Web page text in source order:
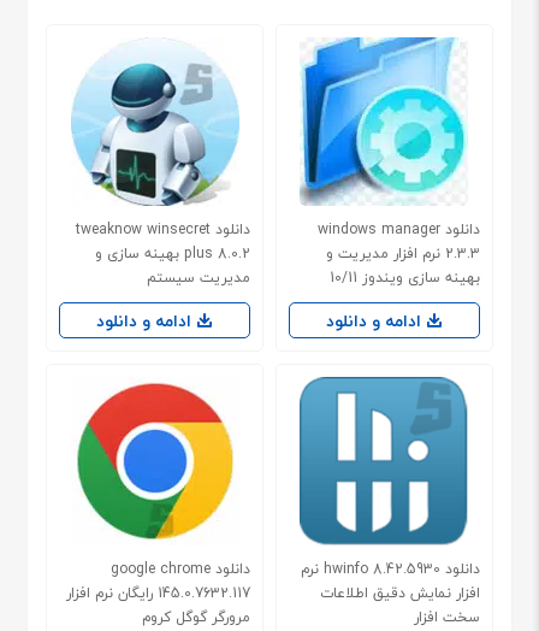
دانلود windows manager
2.3.3 نرم افزار مدیریت و
بهینه سازی ویندوز 10/11
ادامه و دانلود
دانلود tweaknow winsecret
plus 8.0.2 بهینه سازی و
مدیریت سیستم
ادامه و دانلود
دانلود hwinfo 8.42.5930 نرم
افزار نمایش دقیق اطلاعات
سخت افزار
دانلود google chrome
145.0.7632.117 رایگان نرم افزار
مرورگر گوگل کروم